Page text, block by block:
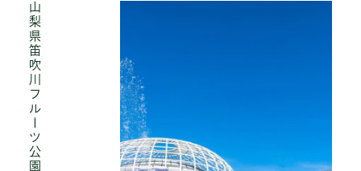
山梨県笛吹川フルーツ公園